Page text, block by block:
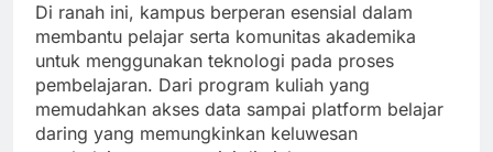
Di ranah ini, kampus berperan esensial dalam
membantu pelajar serta komunitas akademika
untuk menggunakan teknologi pada proses
pembelajaran. Dari program kuliah yang
memudahkan akses data sampai platform belajar
daring yang memungkinkan keluwesan